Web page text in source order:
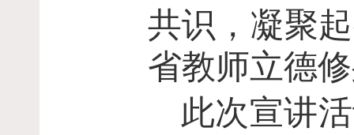
共识，凝聚
省教师立德
此次宣讲